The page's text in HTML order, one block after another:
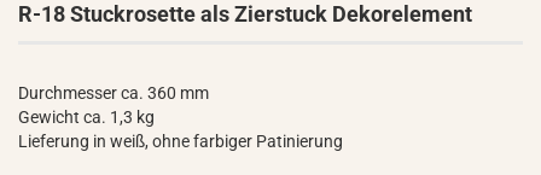
R-18 Stuckrosette als Zierstuck Dekorelement
Durchmesser ca. 360 mm
Gewicht ca. 1,3 kg
Lieferung in weiß, ohne farbiger Patinierung